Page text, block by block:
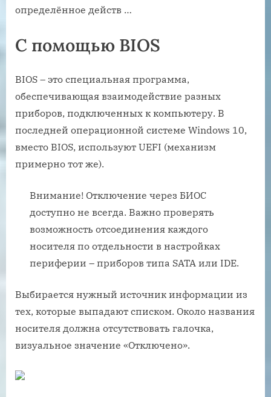
определённое действ …
С помощью BIOS
BIOS – это специальная программа,
обеспечивающая взаимодействие разных
приборов, подключенных к компьютеру. В
последней операционной системе Windows 10,
вместо BIOS, используют UEFI (механизм
примерно тот же).
Внимание! Отключение через БИОС
доступно не всегда. Важно проверять
возможность отсоединения каждого
носителя по отдельности в настройках
периферии – приборов типа SATA или IDE.
Выбирается нужный источник информации из
тех, которые выпадают списком. Около названия
носителя должна отсутствовать галочка,
визуальное значение «Отключено».